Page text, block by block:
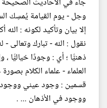
وجل - يوم القيامة يُمسِك
إلا بيان وتأكيد لكونه :
نقول : الله - تبارك
ذهنيًّا ؛ أي : وجودًا خياليًّا
العلماء - علماء الكلام
قسمين : وجود عيني
ووجود في الأذهان ... .